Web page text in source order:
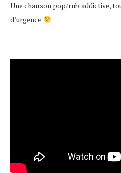
Une chanson pop/rnb addictive,
d’urgence